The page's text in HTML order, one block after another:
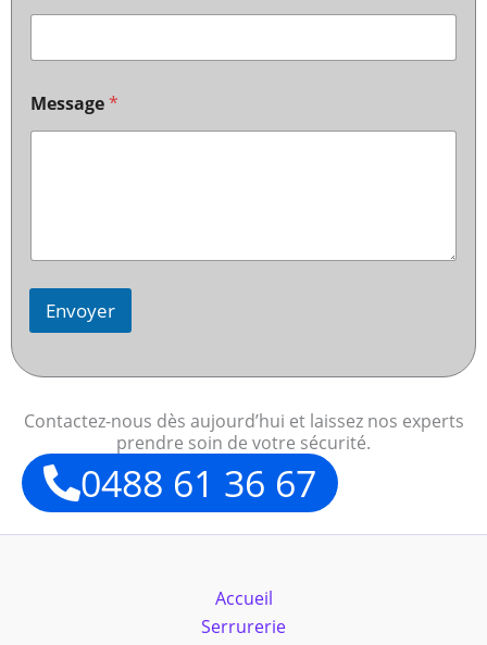
Message*
Envoyer
Contactez-nous dès aujourd’hui et laissez nos experts
prendre soin de votre sécurité.
0488 61 36 67
Accueil
Serrurerie